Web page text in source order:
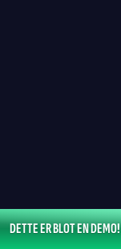
DETTE ER BLOT EN DEMO!